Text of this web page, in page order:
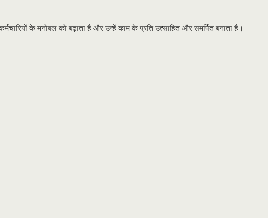
के मनोबल को बढ़ाता है और उन्हें काम के प्रति उत्साहित और समर्पित बनाता है।